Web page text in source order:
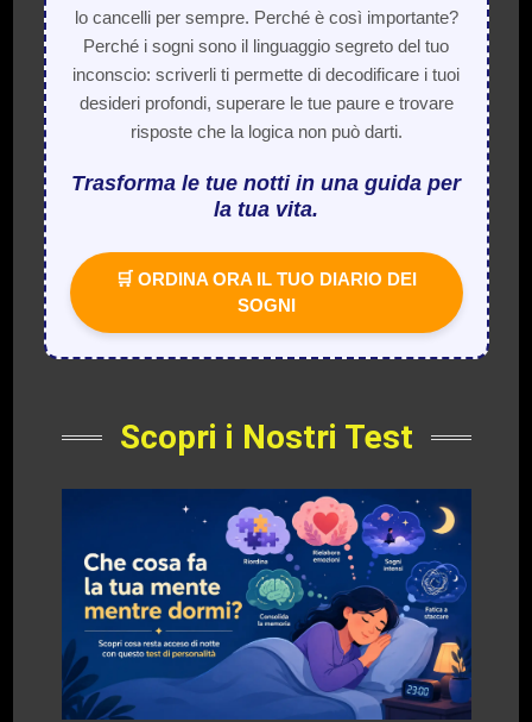
lo cancelli per sempre. Perché è così importante?
Perché i sogni sono il linguaggio segreto del tuo
inconscio: scriverli ti permette di decodificare i tuoi
desideri profondi, superare le tue paure e trovare
risposte che la logica non può darti.
Trasforma le tue notti in una guida per
la tua vita.
🛒 ORDINA ORA IL TUO DIARIO DEI
SOGNI
Scopri i Nostri Test